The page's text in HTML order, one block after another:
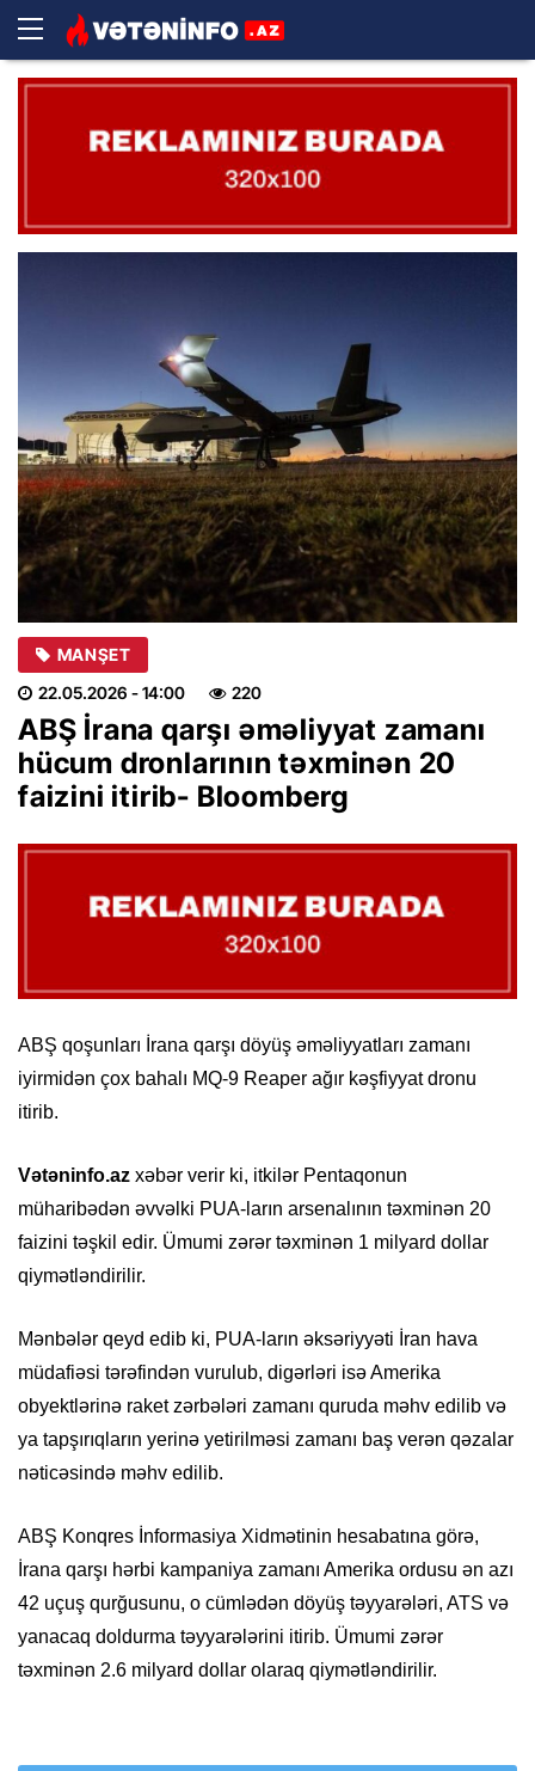
MANŞET
22.05.2026 - 14:00 220
ABŞ İrana qarşı əməliyyat zamanı
hücum dronlarının təxminən 20
faizini itirib- Bloomberg
ABŞ qoşunları İrana qarşı döyüş əməliyyatları zamanı
iyirmidən çox bahalı MQ-9 Reaper ağır kəşfiyyat dronu
itirib.
Vətəninfo.az xəbər verir ki, itkilər Pentaqonun
müharibədən əvvəlki PUA-ların arsenalının təxminən 20
faizini təşkil edir. Ümumi zərər təxminən 1 milyard dollar
qiymətləndirilir.
Mənbələr qeyd edib ki, PUA-ların əksəriyyəti İran hava
müdafiəsi tərəfindən vurulub, digərləri isə Amerika
obyektlərinə raket zərbələri zamanı quruda məhv edilib və
ya tapşırıqların yerinə yetirilməsi zamanı baş verən qəzalar
nəticəsində məhv edilib.
ABŞ Konqres İnformasiya Xidmətinin hesabatına görə,
İrana qarşı hərbi kampaniya zamanı Amerika ordusu ən azı
42 uçuş qurğusunu, o cümlədən döyüş təyyarələri, ATS və
yanacaq doldurma təyyarələrini itirib. Ümumi zərər
təxminən 2.6 milyard dollar olaraq qiymətləndirilir.